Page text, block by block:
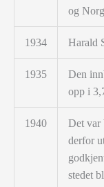
og
1934 Harald
1935
Den
opp i
1940
Det var
derfor
stedet